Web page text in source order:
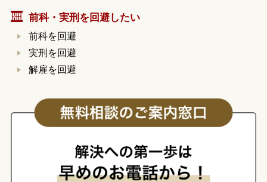
前科・実刑を回避したい
前科を回避
実刑を回避
解雇を回避